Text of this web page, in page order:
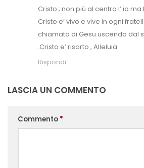
Cristo ; non più al centro l’ io ma
Cristo e’ vivo e vive in ogni
chiamata di Gesu uscendo dal
.Cristo e’ risorto , Alleluia
Rispondi
LASCIA UN COMMENTO
Commento *